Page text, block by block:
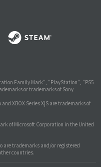
Family Mark", "PlayStation", "PS5
or trademarks of Sony
XBOX Series X|S are trademarks of
of Microsoft Corporation in the United
are trademarks and/or registered
countries.